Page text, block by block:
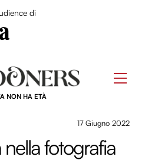
di
NON HA ETÀ
17 Giugno 2022
fotografia